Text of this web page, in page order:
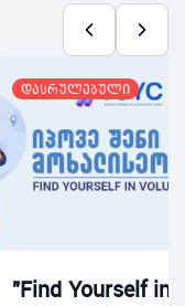
დასრულებული
"Find Yourself in